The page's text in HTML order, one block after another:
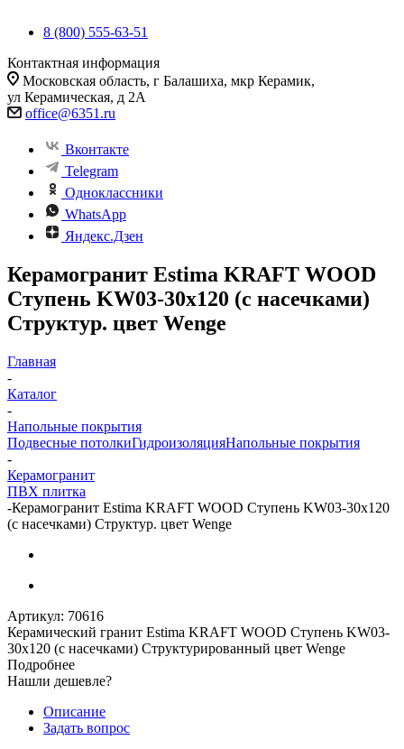
8 (800) 555-63-51
Контактная информация
Московская область, г Балашиха, мкр Керамик,
ул Керамическая, д 2А
office@6351.ru
Вконтакте
Telegram
Одноклассники
WhatsApp
Яндекс.Дзен
Керамогранит Estima KRAFT WOOD
Ступень KW03-30x120 (с насечками)
Структур. цвет Wenge
Главная
-
Каталог
-
Напольные покрытия
Подвесные потолкиГидроизоляцияНапольные покрытия
-
Керамогранит
ПВХ плитка
-Керамогранит Estima KRAFT WOOD Ступень KW03-30x120
(с насечками) Структур. цвет Wenge
Артикул: 70616
Керамический гранит Estima KRAFT WOOD Ступень KW03-
30x120 (с насечками) Структурированный цвет Wenge
Подробнее
Нашли дешевле?
Описание
Задать вопрос